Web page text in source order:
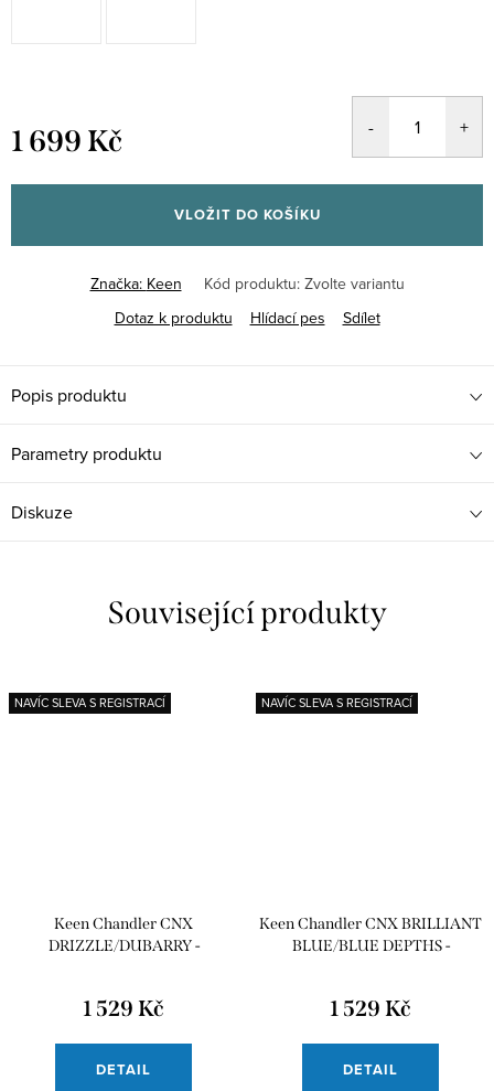
1 699 Kč
cena:
VLOŽIT DO KOŠÍKU
Značka: Keen Kód produktu: Zvolte variantu
Dotaz k produktu
Hlídací pes Sdílet
Popis produktu
Parametry produktu
Diskuze
Související produkty
NAVÍC SLEVA S REGISTRACÍ
Keen Chandler CNX
DRIZZLE/DUBARRY -
1 529 Kč
DETAIL
NAVÍC SLEVA S REGISTRACÍ
Keen Chandler CNX BRILLIANT
BLUE/BLUE DEPTHS -
1 529 Kč
DETAIL